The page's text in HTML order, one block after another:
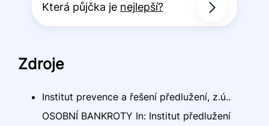
Která půjčka je nejlepší?
Zdroje
Institut prevence a řešení předlužení, z.ú..
OSOBNÍ BANKROTY In: Institut předlužení